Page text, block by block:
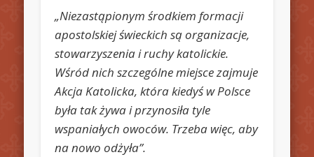
„Niezastąpionym środkiem formacji
apostolskiej świeckich są organizacje,
stowarzyszenia i ruchy katolickie.
Wśród nich szczególne miejsce zajmuje
Akcja Katolicka, która kiedyś w Polsce
była tak żywa i przynosiła tyle
wspaniałych owoców. Trzeba więc, aby
na nowo odżyła”.